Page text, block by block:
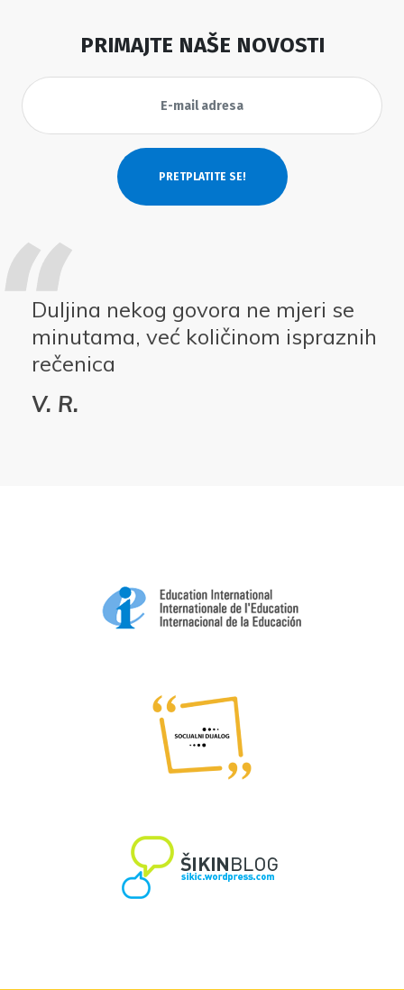
PRIMAJTE NAŠE NOVOSTI
Duljina nekog govora ne mjeri se
minutama, već količinom ispraznih
rečenica
V. R.